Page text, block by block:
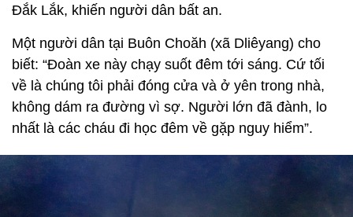
Đắk Lắk, khiến người dân bất an.
Một người dân tại Buôn Choăh (xã Dliêyang) cho
biết: “Đoàn xe này chạy suốt đêm tới sáng. Cứ tối
về là chúng tôi phải đóng cửa và ở yên trong nhà,
không dám ra đường vì sợ. Người lớn đã đành, lo
nhất là các cháu đi học đêm về gặp nguy hiểm”.